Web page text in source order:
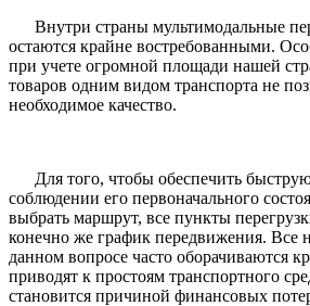
Внутри страны мультимодальные
остаются крайне востребованными.
при учете огромной площади нашей
товаров одним видом транспорта не
необходимое качество.
Для того, чтобы обеспечить
соблюдении его первоначального
выбрать маршрут, все пункты
конечно же график передвижения. Все
данном вопросе часто оборачиваются
приводят к простоям транспортного
становится причиной финансовых